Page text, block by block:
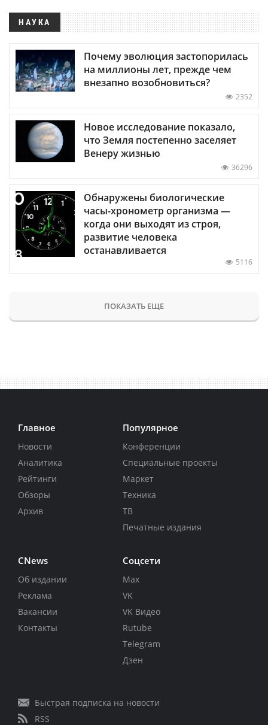
НАУКА
Почему эволюция застопорилась
на миллионы лет, прежде чем
внезапно возобновиться?
2352
Новое исследование показало,
что Земля постепенно заселяет
Венеру жизнью
36296
Обнаружены биологические
часы-хронометр организма —
когда они выходят из строя,
развитие человека
останавливается
5116
ПОКАЗАТЬ ЕЩЕ
Главное
Новости
Аналитика
Рейтинги
Обзоры
Архив
Популярное
Конференции
Специальные проекты
Маркет
Техника
ТВ
Печатные издания
CNews
Об издании
Реклама
Вакансии
Контакты
Соцсети
Max
VK
VK Видео
Rutube
Telegram
Дзен
Быстрая подписка на новости
RSS